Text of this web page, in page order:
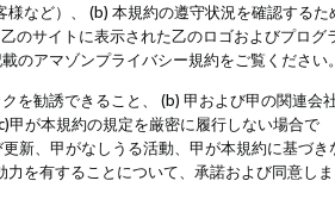
など）、 (b) 本規約の遵守状況を確認するた
のサイトに表示された乙のロゴおよびプログ
のアマゾンプライバシー規約をご覧ください。
を勧誘できること、 (b) 甲および甲の関連会
が本規約の規定を厳密に履行しない場合で
新、甲がなしうる活動、甲が本規約に基づき
を有することについて、承諾および同意しま